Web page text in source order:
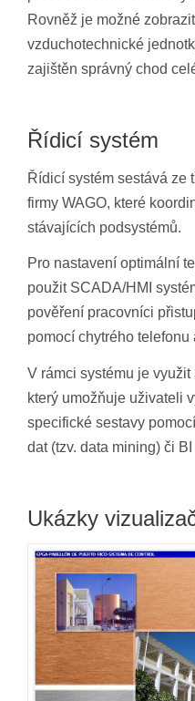
Rovněž je možné
vzduchotechnické
zajištěn správný chod
Řídicí systém
Řídicí systém sestává ze
firmy WAGO, které
stávajících podsystémů.
Pro nastavení optimální
použit SCADA/HMI
pověření pracovníci
pomocí chytrého
V rámci systému je
který umožňuje uživateli
specifické sestavy
dat (tzv. data mining) či
Ukázky